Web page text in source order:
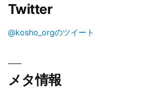
Twitter
@kosho_orgのツイート
メタ情報